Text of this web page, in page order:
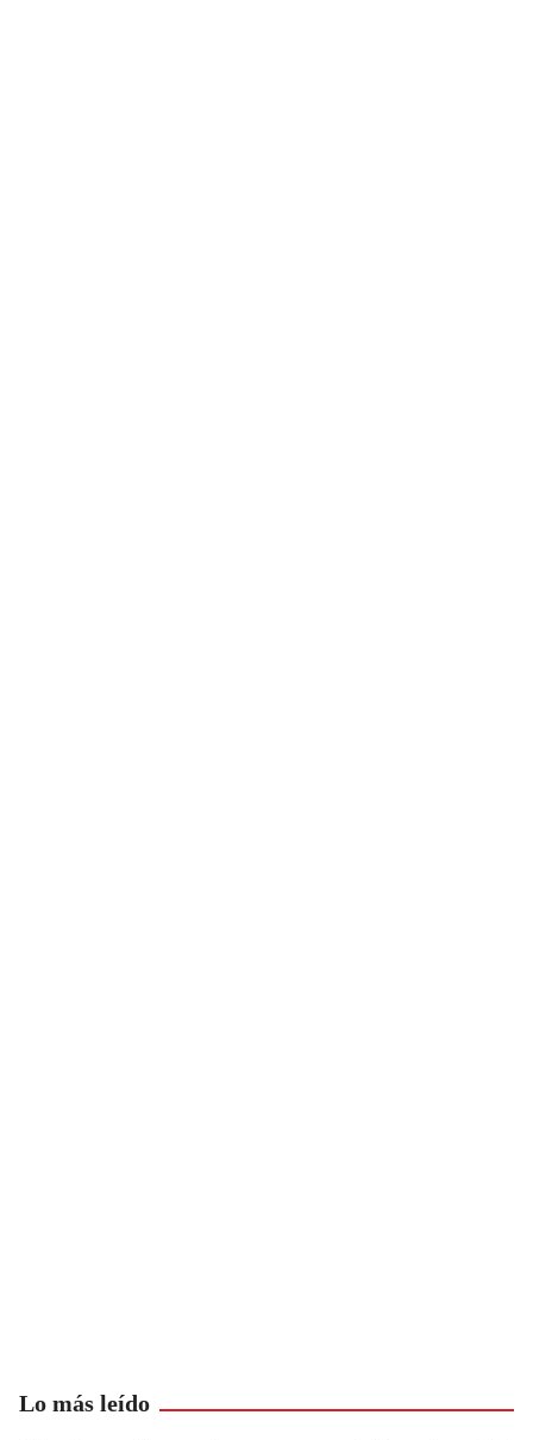
Lo más leído